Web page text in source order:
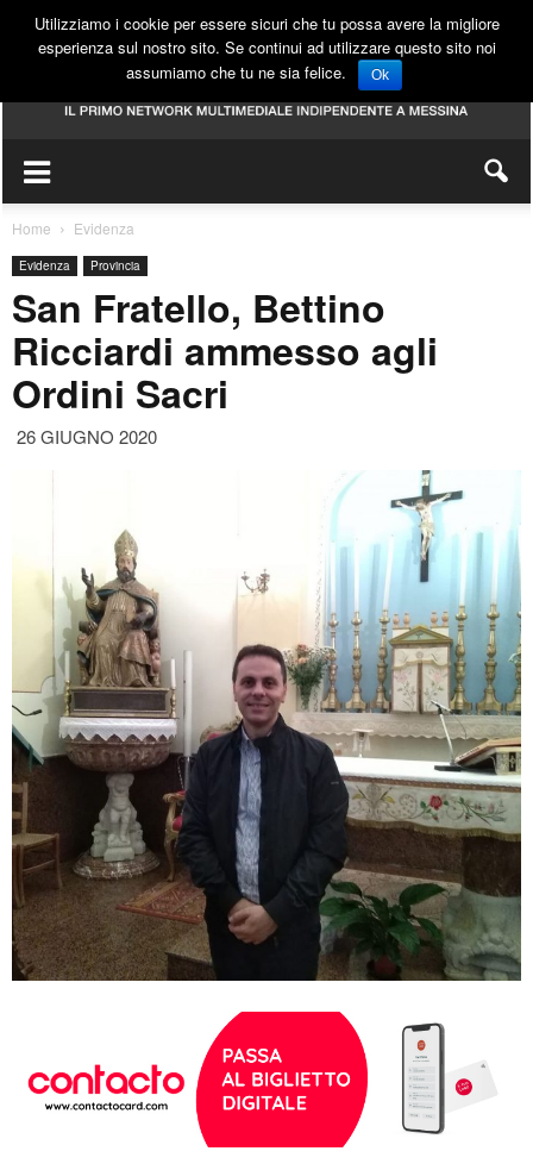
Home Evidenza
Evidenza Provincia
San Fratello, Bettino
Ricciardi ammesso agli
Ordini Sacri
26 GIUGNO 2020
Utilizziamo i cookie per essere sicuri che tu possa avere la migliore
esperienza sul nostro sito. Se continui ad utilizzare questo sito noi
assumiamo che tu ne sia felice.
Ok